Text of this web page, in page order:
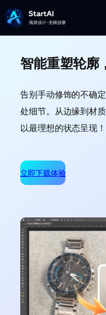
智能重塑轮廓
告别手动修饰的不确
处细节。从边缘到材
以最理想的状态呈现！
立即下载体验